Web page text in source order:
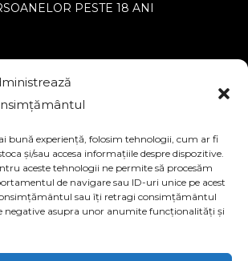
bună experiență, folosim tehnologii, cum ar fi
și/sau accesa informațiile despre dispozitive.
aceste tehnologii ne permite să procesăm
de navigare sau ID-uri unice pe acest
sau îți retragi consimțământul
negative asupra unor anumite funcționalități și
PESTE 18 ANI